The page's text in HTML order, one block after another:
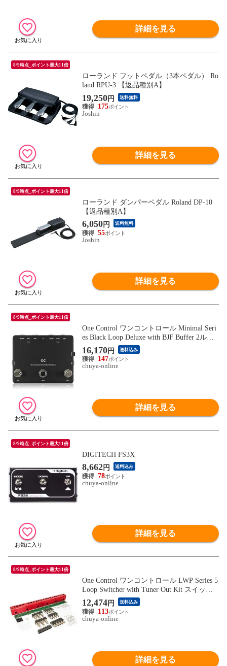
詳細を見る
8/9時点_ポイント最大11倍
ローランド フットペダル（3本ペダル） Ro
land RPU-3 【返品種別A】
19,250円 送料無料
175
Joshin
詳細を見る
8/9時点_ポイント最大11倍
ローランド ダンパーペダル Roland DP-10
【返品種別A】
6,050円 送料無料
55
Joshin
詳細を見る
8/9時点_ポイント最大11倍
One Control ワンコントロール Minimal Seri
es Black Loop Deluxe with BJF Buffer 2ルー
プ スイッチャー
16,170円 送料込み
147
chuya-online
詳細を見る
8/9時点_ポイント最大11倍
DIGITECH FS3X
8,662円 送料込み
78
chuya-online
詳細を見る
8/9時点_ポイント最大11倍
One Control ワンコントロール LWP Series 5
Loop Switcher with Tuner Out Kit スイッチ
ャー ギターエフェクター制作キット
12,474円 送料込み
113
chuya-online
詳細を見る